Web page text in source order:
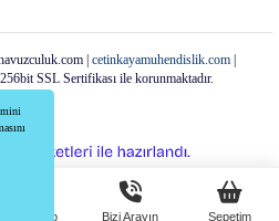
Whatsapp Bizi Arayın Sepetim
| cetinkayamuhendislik.com
SSL Sertifikası ile korunmaktadır.
e-
paketleri